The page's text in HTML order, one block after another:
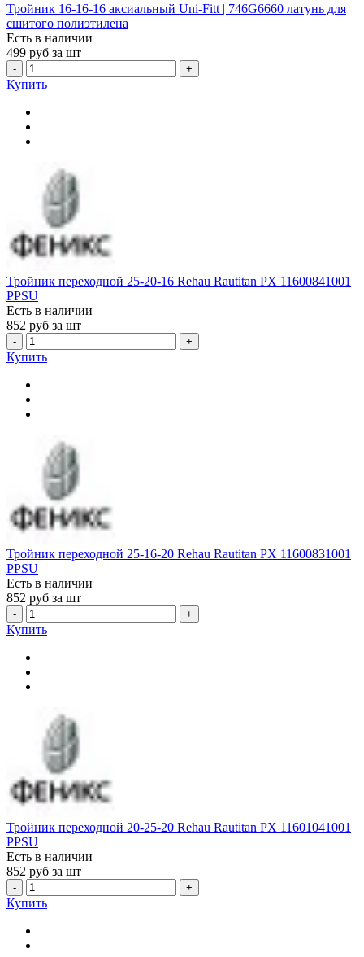
Тройник 16-16-16 аксиальный Uni-Fitt | 746G6660 латунь для
сшитого полиэтилена
Есть в наличии
499 руб за шт
- +
Купить
Тройник переходной 25-20-16 Rehau Rautitan PX 11600841001
PPSU
Есть в наличии
852 руб за шт
- +
Купить
Тройник переходной 25-16-20 Rehau Rautitan PX 11600831001
PPSU
Есть в наличии
852 руб за шт
- +
Купить
Тройник переходной 20-25-20 Rehau Rautitan PX 11601041001
PPSU
Есть в наличии
852 руб за шт
- +
Купить